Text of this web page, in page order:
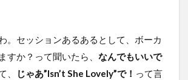
。セッションあるあるとして、ボーカ
すか？って聞いたら、 なんでもいいで
、 じゃあ”Isn’t She Lovely”で！ って言